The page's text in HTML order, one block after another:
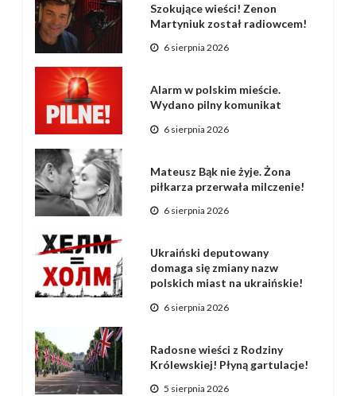
Szokujące wieści! Zenon
Martyniuk został radiowcem!
6 sierpnia 2026
Alarm w polskim mieście.
Wydano pilny komunikat
6 sierpnia 2026
Mateusz Bąk nie żyje. Żona
piłkarza przerwała milczenie!
6 sierpnia 2026
Ukraiński deputowany
domaga się zmiany nazw
polskich miast na ukraińskie!
6 sierpnia 2026
Radosne wieści z Rodziny
Królewskiej! Płyną gartulacje!
5 sierpnia 2026